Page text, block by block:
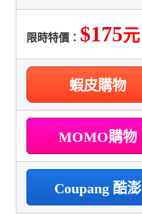
限時特價： $175元
蝦皮購物
MOMO購物
Coupang 酷澎